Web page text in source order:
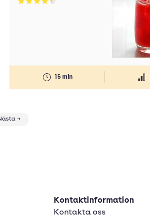
Betyg: 4.42 av 5
15 min
→
Kontaktinformation
Kontakta oss